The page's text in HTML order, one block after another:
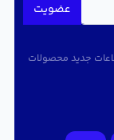
عضویت
جدید محصولات